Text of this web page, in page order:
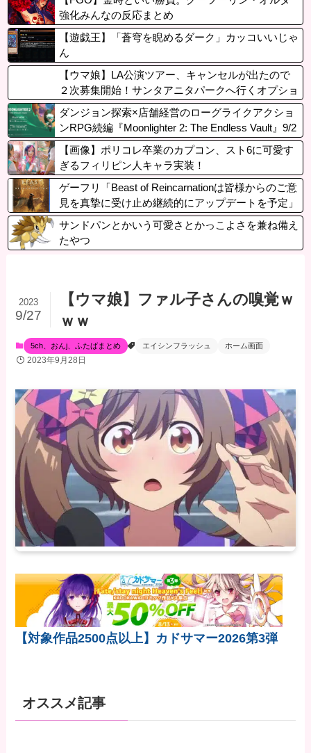
強化みんなの反応まとめ
【遊戯王】「蒼穹を睨めるダーク」カッコいいじゃ
ん
【ウマ娘】LA公演ツアー、キャンセルが出たので
２次募集開始！サンタアニタパークへ行くオプショ
ナルツアーも決定！
ダンジョン探索×店舗経営のローグライクアクショ
ンRPG続編『Moonlighter 2: The Endless Vault』9/2
発売決定、PSStoreで体験版も配信中
【画像】ポリコレ卒業のカプコン、スト6に可愛す
ぎるフィリピン人キャラ実装！
ゲーフリ「Beast of Reincarnationは皆様からのご意
見を真摯に受け止め継続的にアップデートを予定」
サンドパンとかいう可愛さとかっこよさを兼ね備え
たやつ
【ウマ娘】ファル子さんの嗅覚ｗ
ｗｗ
2023
9/27
5ch、おんj、ふたばまとめ エイシンフラッシュ ホーム画面
2023年9月28日
【対象作品2500点以上】カドサマー2026第3弾
オススメ記事